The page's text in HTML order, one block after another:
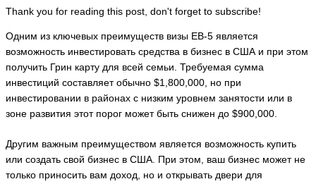
Thank you for reading this post, don't forget to subscribe!
Одним из ключевых преимуществ визы EB-5 является
возможность инвестировать средства в бизнес в США и при этом
получить Грин карту для всей семьи. Требуемая сумма
инвестиций составляет обычно $1,800,000, но при
инвестировании в районах с низким уровнем занятости или в
зоне развития этот порог может быть снижен до $900,000.
Другим важным преимуществом является возможность купить
или создать свой бизнес в США. При этом, ваш бизнес может не
только приносить вам доход, но и открывать двери для